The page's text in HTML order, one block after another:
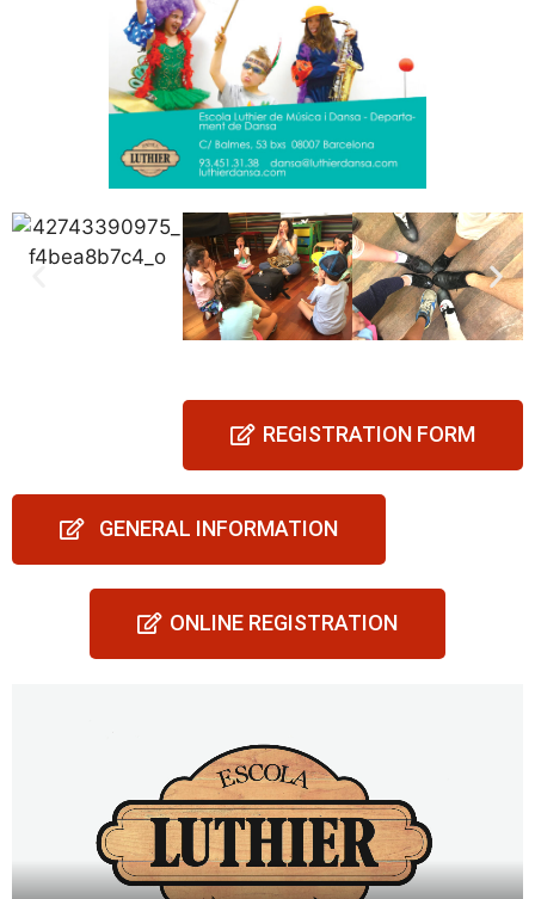
REGISTRATION FORM
GENERAL INFORMATION
ONLINE REGISTRATION